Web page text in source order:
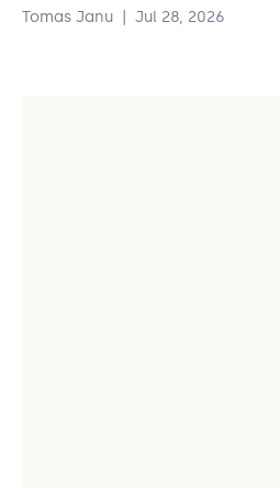
Tomas Janu Jul 28, 2026